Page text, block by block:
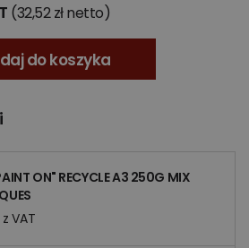
(32,52 zł netto)
do koszyka
ON" RECYCLE A3 250G MIX
z VAT